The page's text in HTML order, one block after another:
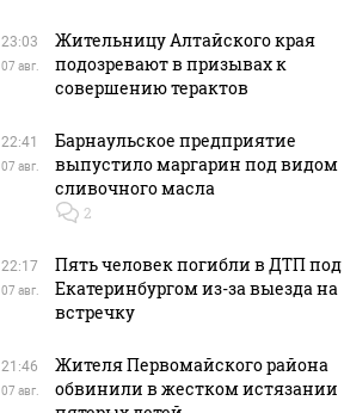
23:03
07 авг.
Жительницу Алтайского края
подозревают в призывах к
совершению терактов
22:41
07 авг.
Барнаульское предприятие
выпустило маргарин под видом
сливочного масла
2
22:17
07 авг.
Пять человек погибли в ДТП под
Екатеринбургом из-за выезда на
встречку
21:46
07 авг.
Жителя Первомайского района
обвинили в жестком истязании